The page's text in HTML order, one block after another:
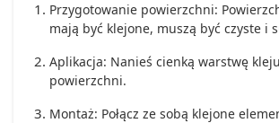
Przygotowanie powierzchni:
mają być klejone, muszą być czyste i
Aplikacja: Nanieś cienką warstwę
powierzchni.
Montaż: Połącz ze sobą klejone